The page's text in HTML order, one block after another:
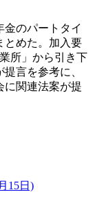
金のパートタイ
とめた。加入要
所」から引き下
言を参考に、
に関連法案が提
15日)